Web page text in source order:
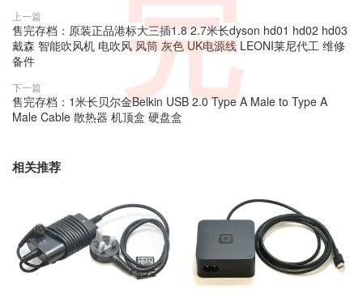
上一篇
售完存档：原装正品港标大三插1.8 2.7米长dyson hd01 hd02 hd03
戴森 智能吹风机 电吹风 风筒 灰色 UK电源线 LEONI莱尼代工 维修
备件
下一篇
售完存档：1米长贝尔金Belkin USB 2.0 Type A Male to Type A
Male Cable 散热器 机顶盒 硬盘盒
相关推荐
完